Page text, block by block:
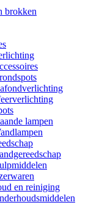
brokken
lampen
en reiniging